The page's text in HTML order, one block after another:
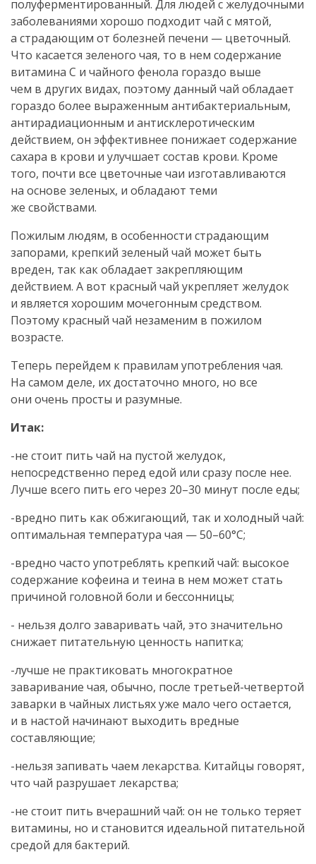
полуферментированный. Для людей с желудочными
заболеваниями хорошо подходит чай с мятой,
а страдающим от болезней печени — цветочный.
Что касается зеленого чая, то в нем содержание
витамина С и чайного фенола гораздо выше
чем в других видах, поэтому данный чай обладает
гораздо более выраженным антибактериальным,
антирадиационным и антисклеротическим
действием, он эффективнее понижает содержание
сахара в крови и улучшает состав крови. Кроме
того, почти все цветочные чаи изготавливаются
на основе зеленых, и обладают теми
же свойствами.
Пожилым людям, в особенности страдающим
запорами, крепкий зеленый чай может быть
вреден, так как обладает закрепляющим
действием. А вот красный чай укрепляет желудок
и является хорошим мочегонным средством.
Поэтому красный чай незаменим в пожилом
возрасте.
Теперь перейдем к правилам употребления чая.
На самом деле, их достаточно много, но все
они очень просты и разумные.
Итак:
-не стоит пить чай на пустой желудок,
непосредственно перед едой или сразу после нее.
Лучше всего пить его через 20–30 минут после еды;
-вредно пить как обжигающий, так и холодный чай:
оптимальная температура чая — 50–60°С;
-вредно часто употреблять крепкий чай: высокое
содержание кофеина и теина в нем может стать
причиной головной боли и бессонницы;
- нельзя долго заваривать чай, это значительно
снижает питательную ценность напитка;
-лучше не практиковать многократное
заваривание чая, обычно, после третьей-четвертой
заварки в чайных листьях уже мало чего остается,
и в настой начинают выходить вредные
составляющие;
-нельзя запивать чаем лекарства. Китайцы говорят,
что чай разрушает лекарства;
-не стоит пить вчерашний чай: он не только теряет
витамины, но и становится идеальной питательной
средой для бактерий.